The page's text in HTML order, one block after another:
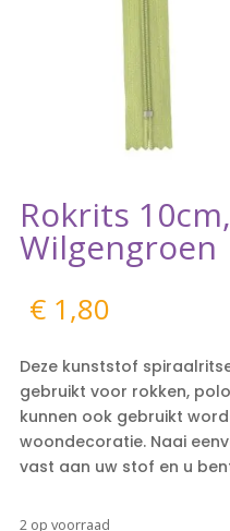
Rokrits
Wilgengroen
€1,80
Deze kunststof
gebruikt voor rokken,
kunnen ook gebruikt
woondecoratie. Naai
vast aan uw stof en u
2 op voorraad